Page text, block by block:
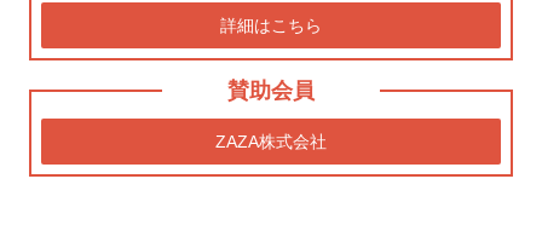
詳細はこちら
賛助会員
ZAZA株式会社